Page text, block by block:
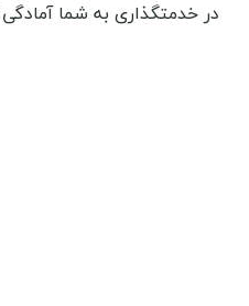
در خدمتگذاری به شما آمادگی